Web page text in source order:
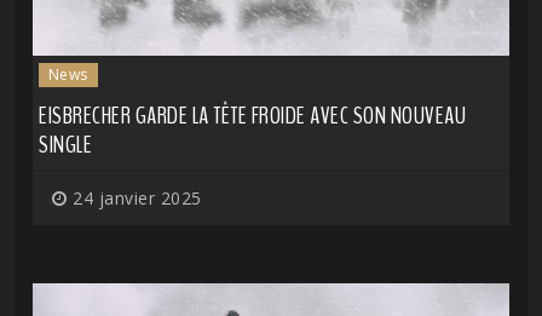
News
EISBRECHER GARDE LA TÊTE FROIDE AVEC SON NOUVEAU
SINGLE
24 janvier 2025